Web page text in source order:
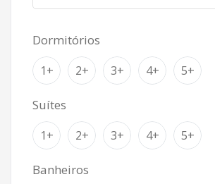
Dormitórios
1+ 2+ 3+ 4+ 5+
Suítes
1+ 2+ 3+ 4+ 5+
Banheiros